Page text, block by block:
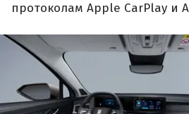
протоколам Apple CarPlay и